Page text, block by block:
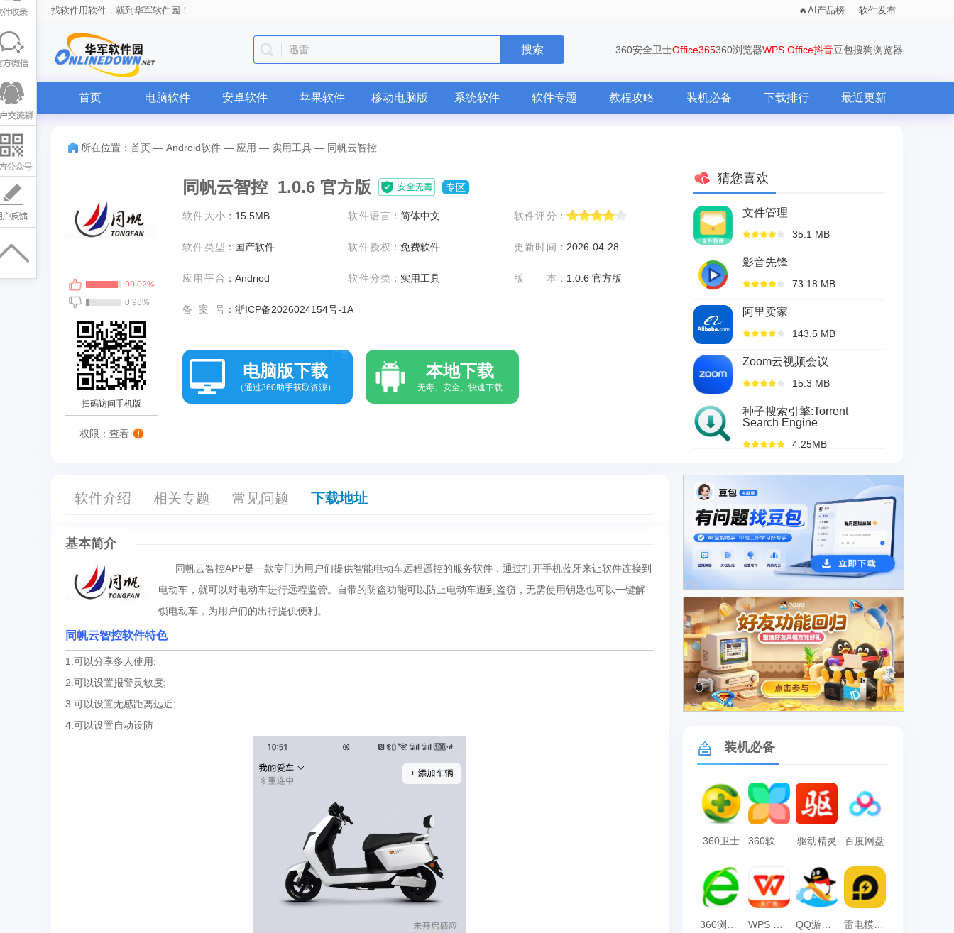
找软件用软件，就到华军软件园！ AI产品榜 软件发布
迅雷 搜索 360安全卫士Office365360浏览器WPS Office抖音豆包搜狗浏览器
首页 电脑软件 安卓软件 苹果软件 移动电脑版 系统软件 软件专题 教程攻略 装机必备 下载排行 最近更新
所在位置： 首页 — Android软件 — 应用 — 实用工具 — 同帆云智控
99.02%
0.98%
扫码访问手机版
权限：查看
同帆云智控 1.0.6 官方版 专区
软件大小 ： 15.5MB 软件语言 ：简体中文 软件评分 ：
软件类型 ： 国产软件 软件授权 ：免费软件 更新时间 ： 2026-04-28
应用平台 ： Andriod 软件分类 ： 实用工具 版本 ： 1.0.6 官方版
备案号 ： 浙ICP备2026024154号-1A
电脑版下载
（通过360助手获取资源）
广告
本地下载
无毒、安全、快速下载
猜您喜欢
文件管理
35.1 MB
影音先锋
73.18 MB
阿里卖家
143.5 MB
Zoom云视频会议
15.3 MB
种子搜索引擎:Torrent
Search Engine
4.25MB
软件介绍 相关专题 常见问题 下载地址
基本简介
同帆云智控APP是一款专门为用户们提供智能电动车远程遥控的服务软件，通过打开手机蓝牙来让软件连接到
电动车，就可以对电动车进行远程监管。自带的防盗功能可以防止电动车遭到盗窃，无需使用钥匙也可以一键解
锁电动车，为用户们的出行提供便利。
同帆云智控软件特色
1.可以分享多人使用;
2.可以设置报警灵敏度;
3.可以设置无感距离远近;
4.可以设置自动设防
广告
广告
装机必备
360卫士 360软件管家 驱动精灵 百度网盘
雷电模拟器